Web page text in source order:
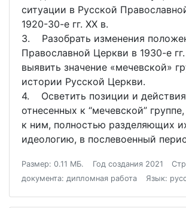
ситуации в Русской
1920-30-е гг. XX в.
3. Разобрать изменения
Православной Церкви в 1930-е
выявить значение «мечевской»
истории Русской Церкви.
4. Осветить позиции и
отнесенных к “мечевской”
к ним, полностью разделяющих
идеологию, в послевоенный
Размер: 0.11 МБ. Год создания 2021
документа: дипломная работа
Язык: